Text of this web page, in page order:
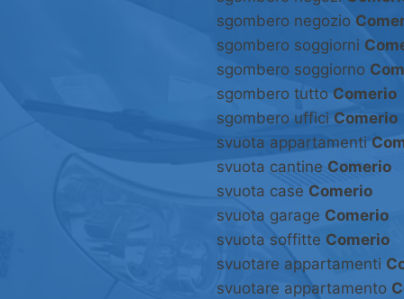
sgombero negozio
sgombero soggiorni
sgombero soggiorno
sgombero tutto Comerio
sgombero uffici Comerio
svuota appartamenti
svuota cantine Comerio
svuota case Comerio
svuota garage Comerio
svuota soffitte Comerio
svuotare appartamenti
svuotare appartamento